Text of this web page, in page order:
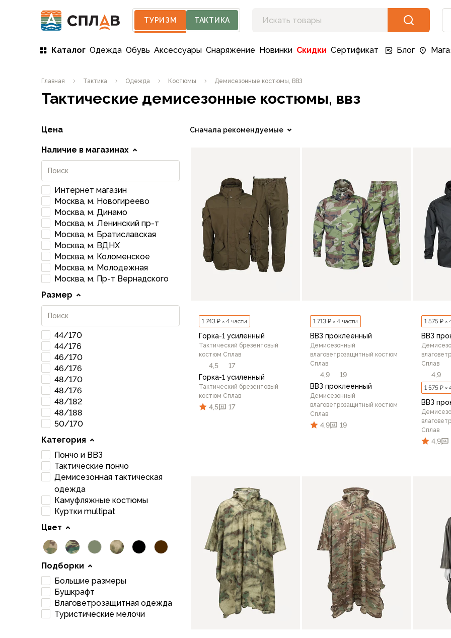
ТУРИЗМ ТАКТИКА
Каталог
Мужская одежда
Куртки
Флисовые куртки
Беговые и спортивные
Пончо и дождевики
Пуховые куртки
Куртки с синтетическим утеплителем
Жилеты
Брюки
Мембранные брюки
Брюки софтшелл и ветрозащита
Флисовые брюки
Беговые и спортивные
Шорты
Брюки с синтетическим утеплителем
Термобелье
Термофутболки
Термокальсоны
Термотрусы
Комбинезоны, изотермики
Футболки, лонгсливы
Рубашки
Толстовки, худи
Нижнее белье
Спелеокомбинезоны
Женская одежда
Куртки
Мембранные куртки
Куртки софтшелл и ветрозащита
Флисовые куртки
Беговые и спортивные
Пончо и дождевики
Пуховые куртки
Куртки с синтетическим утеплителем
Брюки
Мембранные брюки
Брюки софтшелл и ветрозащита
Брюки с синтетическим утеплителем
Флисовые брюки
Беговые и спортивные
Шорты
Термобелье
Одежда Обувь Аксессуары Снаряжение Новинки Скидки Сертификат Блог
Главная Тактика Одежда Костюмы Демисезонные костюмы, ВВЗ
Тактические демисезонные костюмы, ввз
Цена
Наличие в магазинах
Интернет магазин
Москва, м. Новогиреево
Москва, м. Динамо
Москва, м. Ленинский пр-т
Москва, м. Братиславская
Москва, м. ВДНХ
Москва, м. Коломенское
Москва, м. Молодежная
Москва, м. Пр-т Вернадского
Размер
44/170
44/176
46/170
46/176
48/170
48/176
48/182
48/188
50/170
Категория
Пончо и ВВЗ
Тактические пончо
Демисезонная тактическая
одежда
Камуфляжные костюмы
Куртки multipat
Цвет
Подборки
Большие размеры
Бушкрафт
Влаговетрозащитная одежда
Туристические мелочи
Сначала рекомендуемые
1 743 ₽ × 4 части
Горка-1 усиленный
Тактический брезентовый
костюм Сплав
4,5
17
Горка-1 усиленный
Тактический брезентовый
костюм Сплав
4,5 17
В корзину
1 713 ₽ × 4 части
ВВЗ проклеенный
Демисезонный
влаговетрозащитный костюм
Сплав
4,9
19
ВВЗ проклеенный
Демисезонный
влаговетрозащитный костюм
Сплав
4,9 19
В корзину
1 575 ₽ ×
ВВЗ
Сплав
4,9
1 575 ₽ ×
ВВЗ
Сплав
4,9
44-